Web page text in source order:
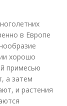
в Европе
хорошо
примесью
а затем
и растения